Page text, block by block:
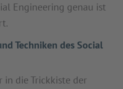
Engineering genau ist
Techniken des Social
die Trickkiste der